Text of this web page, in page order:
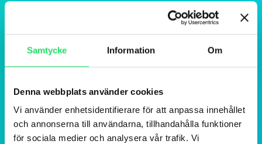
Samtycke Information Om
Denna webbplats använder cookies
Vi använder enhetsidentifierare för att anpassa innehållet
och annonserna till användarna, tillhandahålla funktioner
för sociala medier och analysera vår trafik. Vi